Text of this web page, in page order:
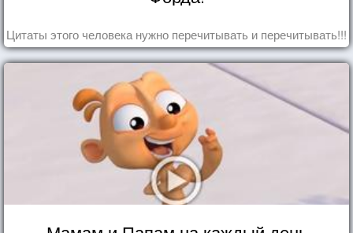
Цитаты этого человека нужно перечитывать и перечитывать!!!